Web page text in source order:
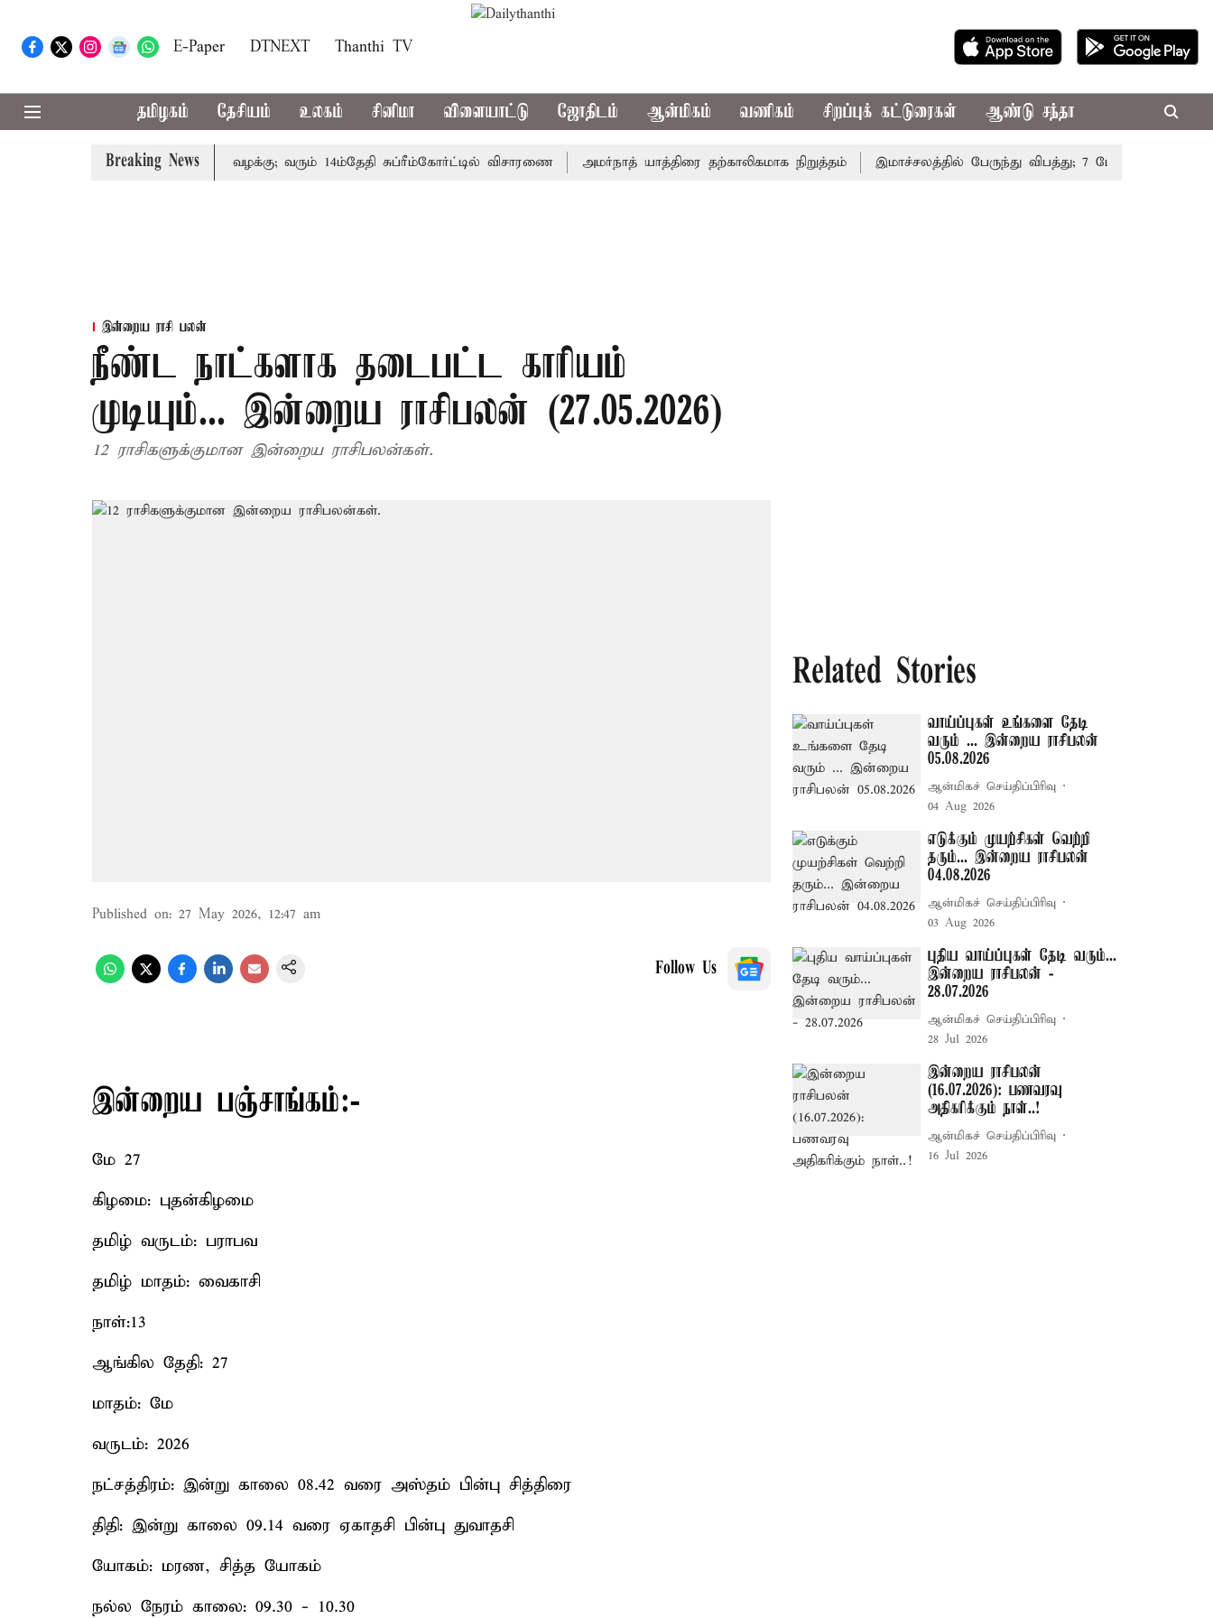
E-Paper DTNEXT Thanthi TV
தமிழகம் தேசியம் உலகம் சினிமா விளையாட்டு ஜோதிடம் ஆன்மிகம் வணிகம் சிறப்புக் கட்டுரைகள் ஆண்டு சந்தா
Breaking News
அரசுப்பணி வழக்கு; வரும் 14ம்தேதி சுப்ரீம்கோர்ட்டில் விசாரணை அமர்நாத் யாத்திரை தற்காலிகமாக நிறுத்தம் இமாச்சலத்தில் பேருந்து விபத்து; 7 பேர் பலி - பிரதமர்
இன்றைய ராசி பலன்
நீண்ட நாட்களாக தடைபட்ட காரியம்
முடியும்... இன்றைய ராசிபலன் (27.05.2026)
12 ராசிகளுக்குமான இன்றைய ராசிபலன்கள்.
Published on: 27 May 2026, 12:47 am
Follow Us
இன்றைய பஞ்சாங்கம்:-
மே 27
கிழமை: புதன்கிழமை
தமிழ் வருடம்: பராபவ
தமிழ் மாதம்: வைகாசி
நாள்:13
ஆங்கில தேதி: 27
மாதம்: மே
வருடம்: 2026
நட்சத்திரம்: இன்று காலை 08.42 வரை அஸ்தம் பின்பு சித்திரை
திதி: இன்று காலை 09.14 வரை ஏகாதசி பின்பு துவாதசி
யோகம்: மரண, சித்த யோகம்
நல்ல நேரம் காலை: 09.30 - 10.30
Related Stories
வாய்ப்புகள் உங்களை தேடி
வரும் ... இன்றைய ராசிபலன்
05.08.2026
ஆன்மிகச் செய்திப்பிரிவு
04 Aug 2026
எடுக்கும் முயற்சிகள் வெற்றி
தரும்... இன்றைய ராசிபலன்
04.08.2026
ஆன்மிகச் செய்திப்பிரிவு
03 Aug 2026
புதிய வாய்ப்புகள் தேடி வரும்...
இன்றைய ராசிபலன் -
28.07.2026
ஆன்மிகச் செய்திப்பிரிவு
28 Jul 2026
இன்றைய ராசிபலன்
(16.07.2026): பணவரவு
அதிகரிக்கும் நாள்..!
ஆன்மிகச் செய்திப்பிரிவு
16 Jul 2026